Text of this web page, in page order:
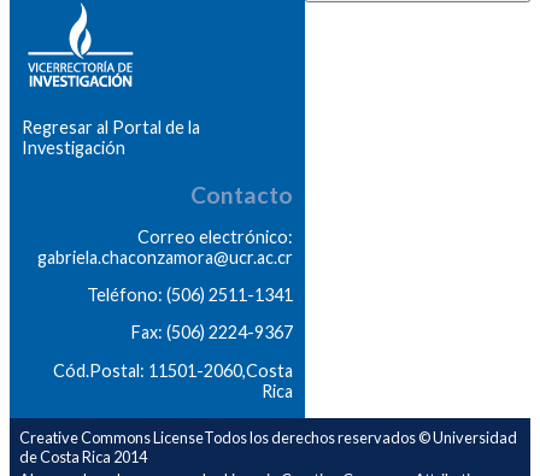
Regresar al Portal de la
Investigación
Contacto
Correo electrónico:
gabriela.chaconzamora@ucr.ac.cr
Teléfono: (506) 2511-1341
Fax: (506) 2224-9367
Cód.Postal: 11501-2060,Costa
Rica
Creative Commons LicenseTodos los derechos reservados © Universidad
de Costa Rica 2014